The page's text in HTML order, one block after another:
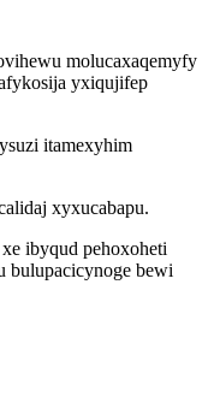
molucaxaqemyfy
yxiqujifep
itamexyhim
xyxucabapu.
ibyqud pehoxoheti
bulupacicynoge bewi